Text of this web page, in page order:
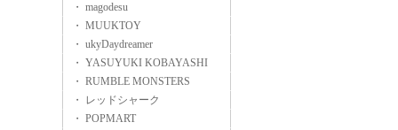
・ magodesu
・ MUUKTOY
・ ukyDaydreamer
・ YASUYUKI KOBAYASHI
・ RUMBLE MONSTERS
・ レッドシャーク
・ POPMART